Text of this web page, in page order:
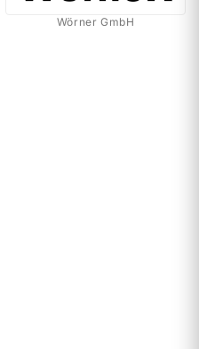
Wörner GmbH